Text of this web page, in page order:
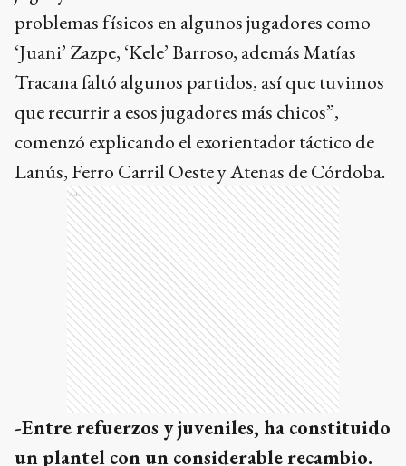
jugar y lo están haciendo bien. Sufrimos
problemas físicos en algunos jugadores como
‘Juani’ Zazpe, ‘Kele’ Barroso, además Matías
Tracana faltó algunos partidos, así que tuvimos
que recurrir a esos jugadores más chicos”,
comenzó explicando el exorientador táctico de
Lanús, Ferro Carril Oeste y Atenas de Córdoba.
Ads
-Entre refuerzos y juveniles, ha constituido